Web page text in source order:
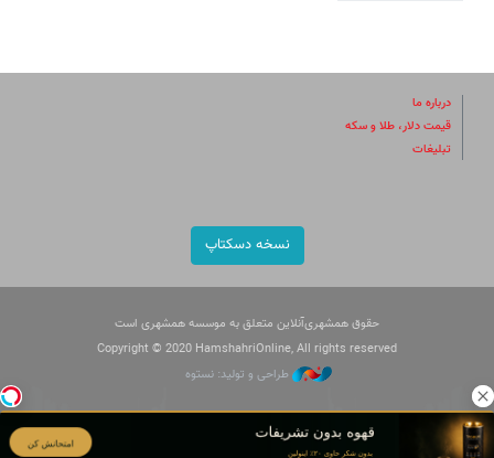
درباره ما
قیمت دلار، طلا و سکه
تبلیغات
نسخه دسکتاپ
حقوق همشهری‌آنلاین متعلق به موسسه همشهری است
Copyright © 2020 HamshahriOnline, All rights reserved
طراحی و تولید: نستوه